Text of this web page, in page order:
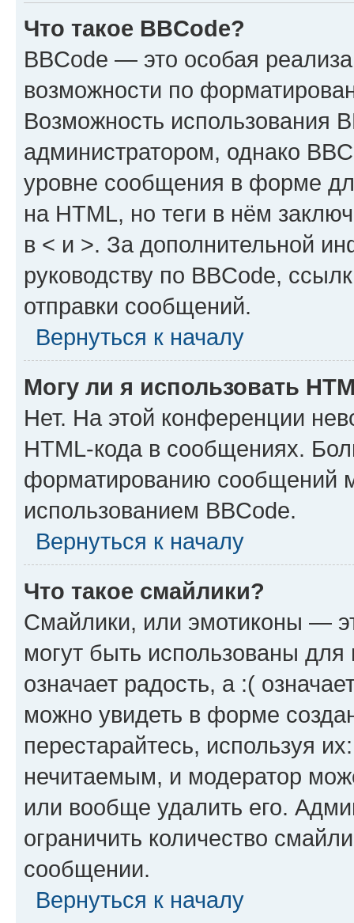
Что такое BBCode?
BBCode — это особая
возможности по
Возможность использования
администратором, однако
уровне сообщения в форме
на HTML, но теги в нём
в < и >. За дополнительной
руководству по BBCode,
отправки сообщений.
Вернуться к началу
Могу ли я использовать
Нет. На этой конференции
HTML-кода в сообщениях.
форматированию сообщений
использованием BBCode.
Вернуться к началу
Что такое смайлики?
Смайлики, или эмотиконы —
могут быть использованы
означает радость, а :(
можно увидеть в форме
перестарайтесь, используя
нечитаемым, и модератор
или вообще удалить его.
ограничить количество
сообщении.
Вернуться к началу